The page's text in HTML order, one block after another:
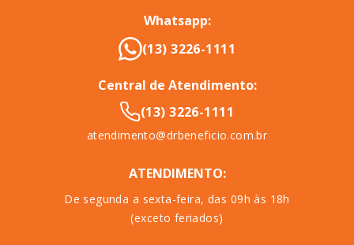
Whatsapp:
(13) 3226-1111
Central de Atendimento:
(13) 3226-1111
atendimento@drbeneficio.com.br
ATENDIMENTO:
De segunda a sexta-feira, das 09h às 18h
(exceto feriados)